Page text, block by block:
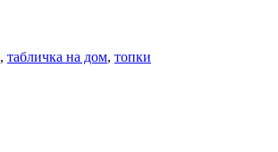
, табличка на дом, топки